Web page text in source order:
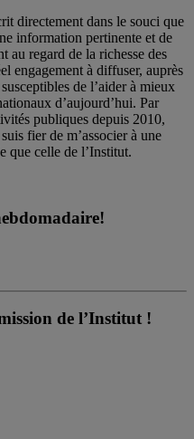
directement dans le souci que
information pertinente et de
au regard de la richesse des
engagement à diffuser, auprès
de l’aider à mieux
d’aujourd’hui. Par
publiques depuis 2010,
fier de m’associer à une
que celle de l’Institut.
de l’Institut !